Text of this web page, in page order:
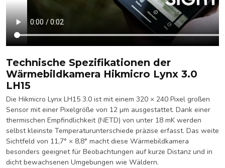
Technische Spezifikationen der
Wärmebildkamera Hikmicro Lynx 3.0
LH15
Die Hikmicro Lynx LH15 3.0 ist mit einem 320 × 240 Pixel großen
Sensor mit einer Pixelgröße von 12 µm ausgestattet. Dank einer
thermischen Empfindlichkeit (NETD) von unter 18 mK werden
selbst kleinste Temperaturunterschiede präzise erfasst. Das weite
Sichtfeld von 11,7° × 8,8° macht diese Wärmebildkamera
besonders geeignet für Beobachtungen auf kurze Distanz und in
dicht bewachsenen Umgebungen wie Wäldern.